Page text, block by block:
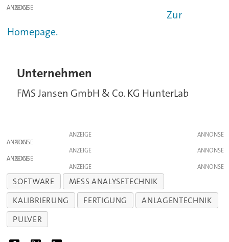
ANZEIGE
Zur
Homepage.
Unternehmen
FMS Jansen GmbH & Co. KG HunterLab
ANZEIGE
ANZEIGE
ANZEIGE
ANZEIGE
ANZEIGE
SOFTWARE
MESS ANALYSETECHNIK
KALIBRIERUNG
FERTIGUNG
ANLAGENTECHNIK
PULVER